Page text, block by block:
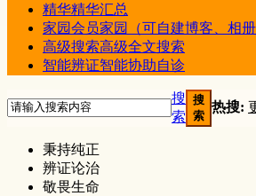
精华精华汇总
家园会员家园（可自建博客、相
高级搜索高级全文搜索
智能辨证智能协助自诊
搜
索
搜
索
热搜:
秉持纯正
辨证论治
敬畏生命